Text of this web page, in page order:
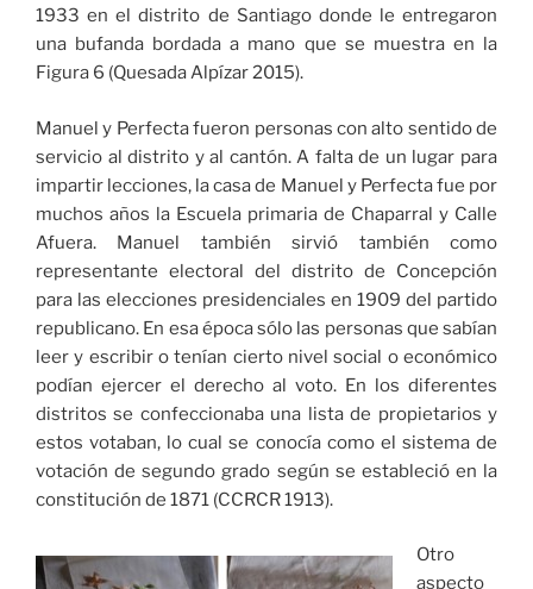
1933 en el distrito de Santiago donde le entregaron
una bufanda bordada a mano que se muestra en la
Figura 6 (Quesada Alpízar 2015).
Manuel y Perfecta fueron personas con alto sentido de
servicio al distrito y al cantón. A falta de un lugar para
impartir lecciones, la casa de Manuel y Perfecta fue por
muchos años la Escuela primaria de Chaparral y Calle
Afuera. Manuel también sirvió también como
representante electoral del distrito de Concepción
para las elecciones presidenciales en 1909 del partido
republicano. En esa época sólo las personas que sabían
leer y escribir o tenían cierto nivel social o económico
podían ejercer el derecho al voto. En los diferentes
distritos se confeccionaba una lista de propietarios y
estos votaban, lo cual se conocía como el sistema de
votación de segundo grado según se estableció en la
constitución de 1871 (CCRCR 1913).
Otro
aspecto